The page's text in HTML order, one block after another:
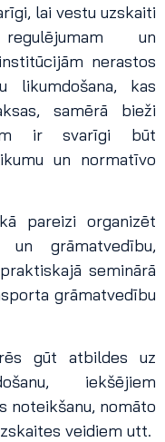
lai vestu uzskaiti
un
nerastos
likumdošana, kas
samērā bieži
ir svarīgi būt
un normatīvo
pareizi organizēt
grāmatvedību,
seminārā
grāmatvedību
gūt atbildes uz
iekšējiem
noteikšanu, nomāto
veidiem utt.